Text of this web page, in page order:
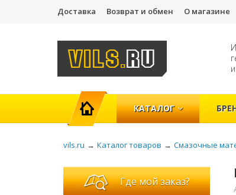
Доставка Возврат и обмен О магазине
ГЛАВНАЯ
КАТАЛОГ
vils.ru → Каталог товаров → Смазочные
Где мой заказ?